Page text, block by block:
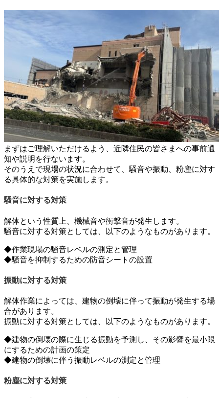
まずはご理解いただけるよう、近隣住民の皆さまへの事前通
知や説明を行ないます。
そのうえで現場の状況に合わせて、騒音や振動、粉塵に対す
る具体的な対策を実施します。
騒音に対する対策
解体という性質上、機械音や衝撃音が発生します。
騒音に対する対策としては、以下のようなものがあります。
◆作業現場の騒音レベルの測定と管理
◆騒音を抑制するための防音シートの設置
振動に対する対策
解体作業によっては、建物の倒壊に伴って振動が発生する場
合があります。
振動に対する対策としては、以下のようなものがあります。
◆建物の倒壊の際に生じる振動を予測し、その影響を最小限
にするための計画の策定
◆建物の倒壊に伴う振動レベルの測定と管理
粉塵に対する対策